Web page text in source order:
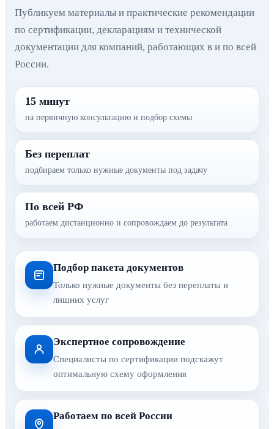
Публикуем материалы и практические рекомендации
по сертификации, декларациям и технической
документации для компаний, работающих в и по всей
России.
15 минут
на первичную консультацию и подбор схемы
Без переплат
подбираем только нужные документы под задачу
По всей РФ
работаем дистанционно и сопровождаем до результата
Подбор пакета документов
Только нужные документы без переплаты и
лишних услуг
Экспертное сопровождение
Специалисты по сертификации подскажут
оптимальную схему оформления
Работаем по всей России